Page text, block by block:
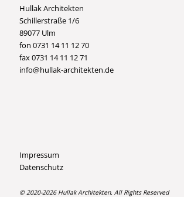
Hullak Architekten
Schillerstraße 1/6
89077 Ulm
fon 0731 14 11 12 70
fax 0731 14 11 12 71
info@hullak-architekten.de
Impressum
Datenschutz
© 2020-2026 Hullak Architekten. All Rights Reserved